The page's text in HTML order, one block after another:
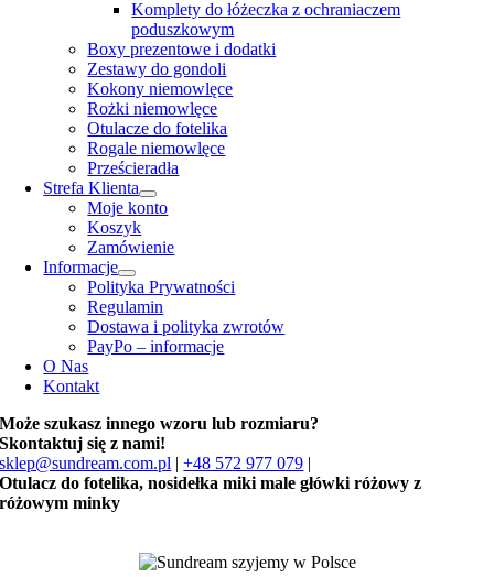
Komplety do łóżeczka z ochraniaczem
poduszkowym
Boxy prezentowe i dodatki
Zestawy do gondoli
Kokony niemowlęce
Rożki niemowlęce
Otulacze do fotelika
Rogale niemowlęce
Prześcieradła
Strefa Klienta
Moje konto
Koszyk
Zamówienie
Informacje
Polityka Prywatności
Regulamin
Dostawa i polityka zwrotów
PayPo – informacje
O Nas
Kontakt
Może szukasz innego wzoru lub rozmiaru?
Skontaktuj się z nami!
sklep@sundream.com.pl |+48 572 977 079 |
Otulacz do fotelika, nosidełka miki male główki różowy z
różowym minky